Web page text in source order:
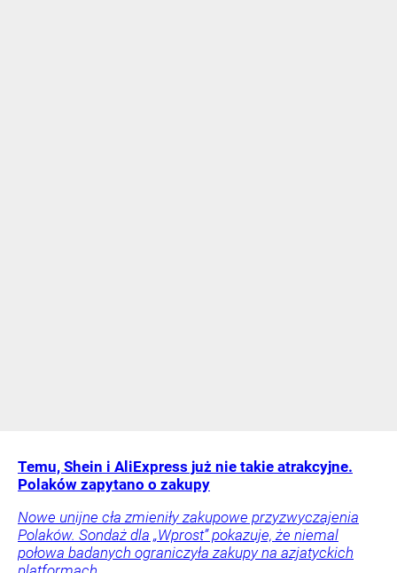
Temu, Shein i AliExpress już nie takie atrakcyjne.
Polaków zapytano o zakupy
Nowe unijne cła zmieniły zakupowe przyzwyczajenia
Polaków. Sondaż dla „Wprost” pokazuje, że niemal
połowa badanych ograniczyła zakupy na azjatyckich